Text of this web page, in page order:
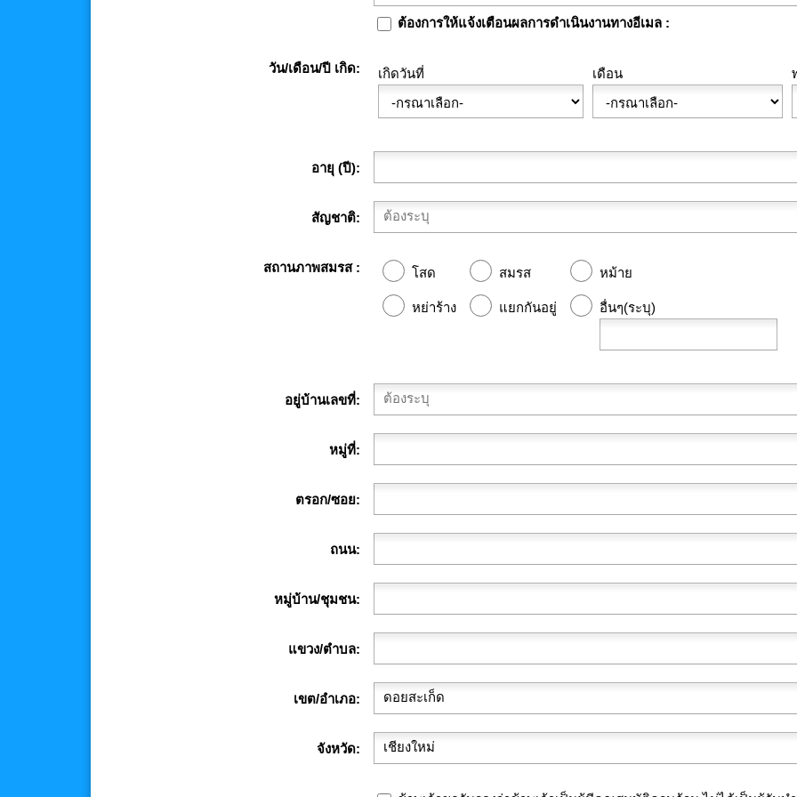
ต้องการให้แจ้งเตือนผลการดำเนินงานทางอีเมล
วัน/เดือน/ปี เกิด เกิดวันที่ เดือน
อายุ (ปี)
สัญชาติ
สถานภาพสมรส โสด สมรส หม้าย
หย่าร้าง แยกกันอยู่ อื่นๆ(ระบุ)
อยู่บ้านเลขที่
หมู่ที่
ตรอก/ซอย
ถนน
หมู่บ้าน/ชุมชน
แขวง/ตำบล
เขต/อำเภอ
จังหวัด